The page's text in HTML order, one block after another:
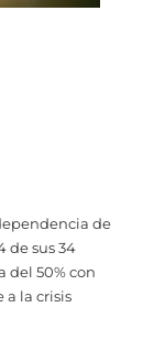
de
de sus 34
del 50% con
a la crisis